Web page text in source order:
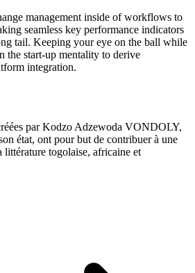
management inside of workflows to
seamless key performance indicators
tail. Keeping your eye on the ball while
the start-up mentality to derive
integration.
par Kodzo Adzewoda VONDOLY,
état, ont pour but de contribuer à une
littérature togolaise, africaine et